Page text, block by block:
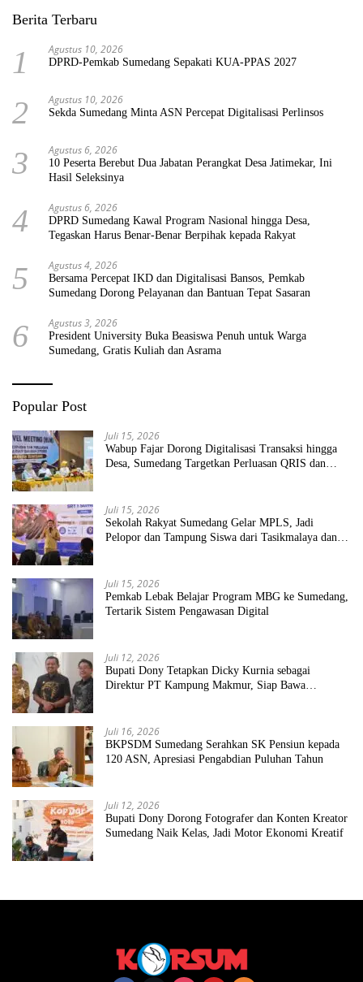
Berita Terbaru
1 Agustus 10, 2026
DPRD-Pemkab Sumedang Sepakati KUA-PPAS 2027
2 Agustus 10, 2026
Sekda Sumedang Minta ASN Percepat Digitalisasi Perlinsos
3 Agustus 6, 2026
10 Peserta Berebut Dua Jabatan Perangkat Desa Jatimekar, Ini
Hasil Seleksinya
4 Agustus 6, 2026
DPRD Sumedang Kawal Program Nasional hingga Desa,
Tegaskan Harus Benar-Benar Berpihak kepada Rakyat
5 Agustus 4, 2026
Bersama Percepat IKD dan Digitalisasi Bansos, Pemkab
Sumedang Dorong Pelayanan dan Bantuan Tepat Sasaran
6 Agustus 3, 2026
President University Buka Beasiswa Penuh untuk Warga
Sumedang, Gratis Kuliah dan Asrama
Popular Post
Juli 15, 2026
Wabup Fajar Dorong Digitalisasi Transaksi hingga
Desa, Sumedang Targetkan Perluasan QRIS dan
Juli 15, 2026
Sekolah Rakyat Sumedang Gelar MPLS, Jadi
Pelopor dan Tampung Siswa dari Tasikmalaya dan
Juli 15, 2026
Pemkab Lebak Belajar Program MBG ke Sumedang,
Tertarik Sistem Pengawasan Digital
Juli 12, 2026
Bupati Dony Tetapkan Dicky Kurnia sebagai
Direktur PT Kampung Makmur, Siap Bawa
Juli 16, 2026
BKPSDM Sumedang Serahkan SK Pensiun kepada
120 ASN, Apresiasi Pengabdian Puluhan Tahun
Juli 12, 2026
Bupati Dony Dorong Fotografer dan Konten Kreator
Sumedang Naik Kelas, Jadi Motor Ekonomi Kreatif